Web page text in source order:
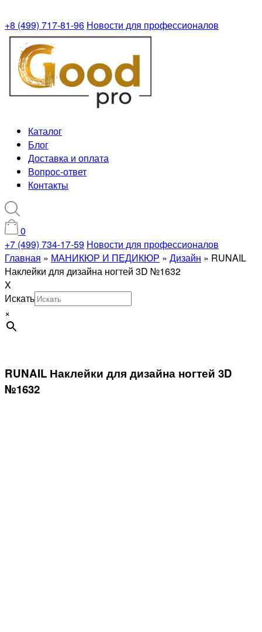
+8 (499) 717-81-96 Новости для профессионалов
Каталог
Блог
Доставка и оплата
Вопрос-ответ
Контакты
0
+7 (499) 734-17-59 Новости для профессионалов
Главная » МАНИКЮР И ПЕДИКЮР » Дизайн » RUNAIL
Наклейки для дизайна ногтей 3D №1632
X
Искать
×
RUNAIL Наклейки для дизайна ногтей 3D
№1632